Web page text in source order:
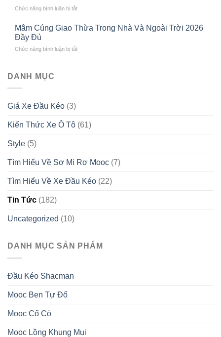
CHO
KHÚC
CAO
Hay
Ngắn
2026
Chức năng bình luận bị tắtở
khấn
mùng
2026
Mâm Cúng Giao Thừa Trong Nhà Và Ngoài Trời 2026
Đầy Đủ
Chức năng bình luận bị tắtở
Trời
DANH MỤC
Giá Xe Đầu Kéo (3)
Kiến Thức Xe Ô Tô (61)
Style (5)
Tìm Hiểu Về Sơ Mi Rơ Mooc (7)
Tìm Hiểu Về Xe Đầu Kéo (22)
Tin Tức (182)
Uncategorized (10)
DANH MỤC SẢN PHẨM
Đầu Kéo Shacman
Mooc Ben Tự Đổ
Mooc Cổ Cò
Mooc Lồng Khung Mui